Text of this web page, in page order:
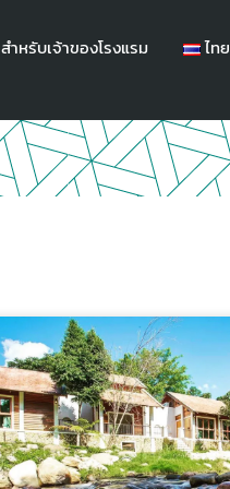
สำหรับเจ้าของโรงแรม ไทย